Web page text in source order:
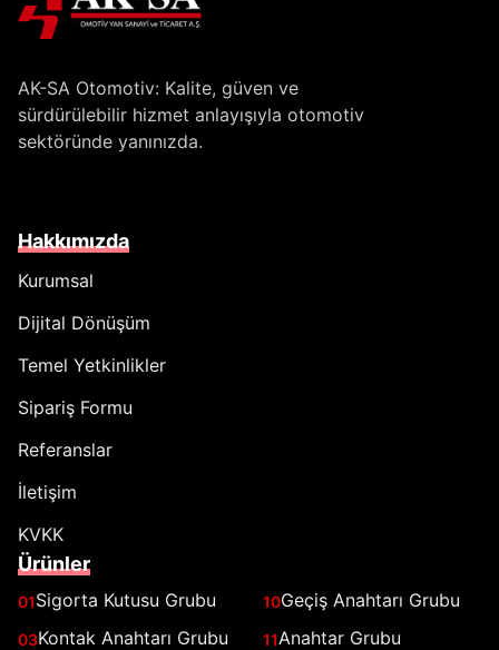
AK-SA Otomotiv: Kalite, güven ve
sürdürülebilir hizmet anlayışıyla otomotiv
sektöründe yanınızda.
Hakkımızda
Kurumsal
Dijital Dönüşüm
Temel Yetkinlikler
Sipariş Formu
Referanslar
İletişim
KVKK
Ürünler
01Sigorta Kutusu Grubu
03Kontak Anahtarı Grubu
10Geçiş Anahtarı Grubu
11Anahtar Grubu